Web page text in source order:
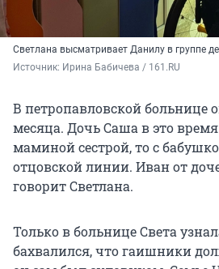
Светлана высматривает Данилу в группе
Источник: Ирина Бабичева / 161.RU
В петропавловской больнице
месяца. Дочь Саша в это
маминой сестрой, то с
отцовской линии. Иван от
говорит Светлана.
Только в больнице Света
бахвалился, что гаишники